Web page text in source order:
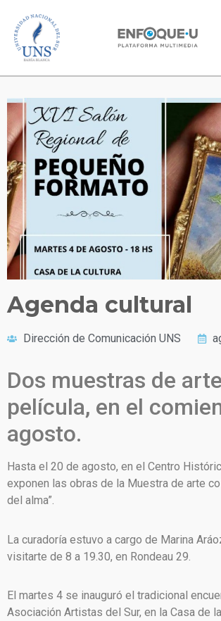
Agenda cultural
Dirección de Comunicación UNS
Dos muestras de
película, en el
agosto.
Hasta el 20 de agosto, en el Centro
exponen las obras de la Muestra de arte
del alma”.
La curadoría estuvo a cargo de Marina
visitarte de 8 a 19.30, en Rondeau 29.
El martes 4 se inauguró el tradicional
Asociación Artistas del Sur, en la Casa de